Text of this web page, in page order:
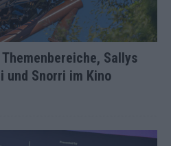
Sallys
und Snorri im Kino